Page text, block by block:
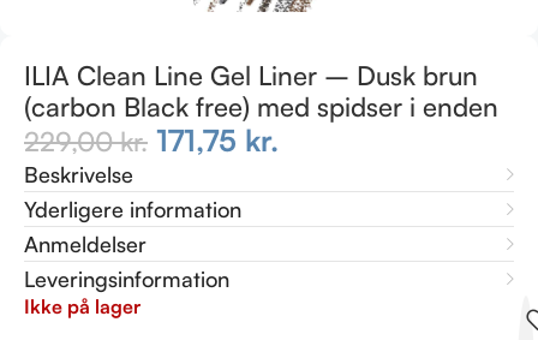
ILIA Clean Line Gel Liner – Dusk brun
(carbon Black free) med spidser i enden
229,00kr. 171,75 kr.
Beskrivelse
Yderligere information
Anmeldelser
Leveringsinformation
Ikke på lager